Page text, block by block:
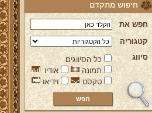
חיפוש מתקדם
חפש את
קטגוריה
סיווג
כל הסיווגים
תמונה
אודיו
טקסט
וידיאו
ברוכים הבאים לאתר מהרי"ץ
יד מהרי"ץ - פורטל תורני למורשת יהדות
תימן, האתר הרשמי להנצחת מורשתו
של גאון רבני תימן ותפארתם מהרי"ץ
זצוק"ל. באתר תמצאו גם תכנים תורניים
והלכתיים רבים של מרן הגאון הרב יצחק
רצאבי שליט"א - פוסק עדת תימן,